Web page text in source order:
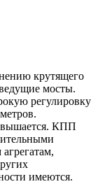
крутящего
мосты.
регулировку
КПП
имеются.